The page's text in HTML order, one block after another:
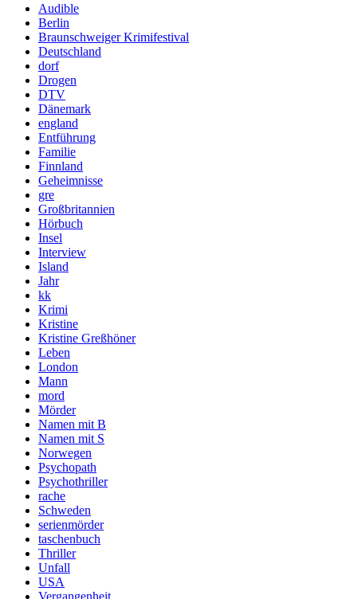
Audible
Berlin
Braunschweiger Krimifestival
Deutschland
dorf
Drogen
DTV
Dänemark
england
Entführung
Familie
Finnland
Geheimnisse
gre
Großbritannien
Hörbuch
Insel
Interview
Island
Jahr
kk
Krimi
Kristine
Kristine Greßhöner
Leben
London
Mann
mord
Mörder
Namen mit B
Namen mit S
Norwegen
Psychopath
Psychothriller
rache
Schweden
serienmörder
taschenbuch
Thriller
Unfall
USA
Vergangenheit